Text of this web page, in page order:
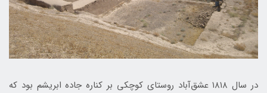
در سال ۱۸۱۸ عشق‌آباد روستای کوچکی بر کناره جاده ابریشم بود که